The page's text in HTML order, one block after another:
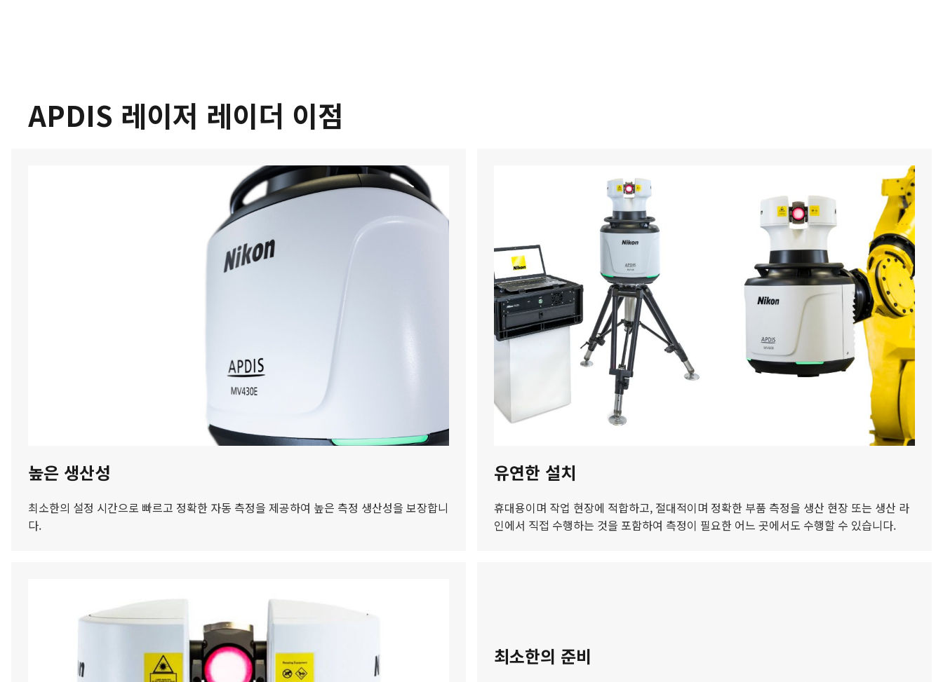
APDIS 레이저 레이더 이점
높은 생산성
최소한의 설정 시간으로 빠르고 정확한 자동 측정을 제공하여 높은 측정 생산성을 보장합니
다.
유연한 설치
휴대용이며 작업 현장에 적합하고, 절대적이며 정확한 부품 측정을 생산 현장 또는 생산 라
인에서 직접 수행하는 것을 포함하여 측정이 필요한 어느 곳에서도 수행할 수 있습니다.
최소한의 준비